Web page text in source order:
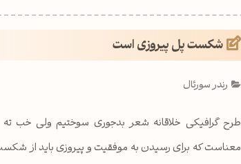
شکست پل پیروزی است
رندر سورئال
طرح گرافیکی خلاقانه شعر بدجوری سوختیم ولی خب
معناست که برای رسیدن به موفقیت و پیروزی باید از